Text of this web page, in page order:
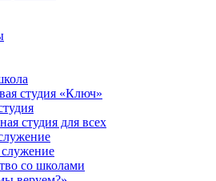
студия «Ключ»
студия для всех
со школами